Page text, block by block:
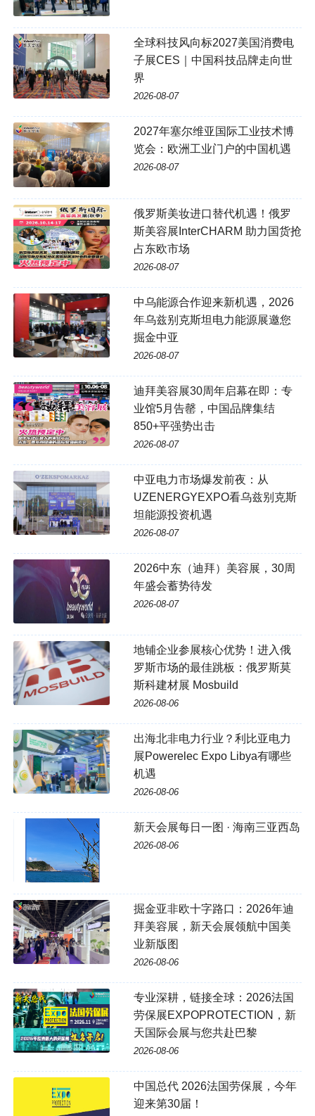
全球科技风向标2027美国消费电
子展CES｜中国科技品牌走向世
界
2026-08-07
2027年塞尔维亚国际工业技术博
览会：欧洲工业门户的中国机遇
2026-08-07
俄罗斯美妆进口替代机遇！俄罗
斯美容展InterCHARM 助力国货抢
占东欧市场
2026-08-07
中乌能源合作迎来新机遇，2026
年乌兹别克斯坦电力能源展邀您
掘金中亚
2026-08-07
迪拜美容展30周年启幕在即：专
业馆5月告罄，中国品牌集结
850+平强势出击
2026-08-07
中亚电力市场爆发前夜：从
UZENERGYEXPO看乌兹别克斯
坦能源投资机遇
2026-08-07
2026中东（迪拜）美容展，30周
年盛会蓄势待发
2026-08-07
地铺企业参展核心优势！进入俄
罗斯市场的最佳跳板：俄罗斯莫
斯科建材展 Mosbuild
2026-08-06
出海北非电力行业？利比亚电力
展Powerelec Expo Libya有哪些
机遇
2026-08-06
新天会展每日一图 · 海南三亚西岛
2026-08-06
掘金亚非欧十字路口：2026年迪
拜美容展，新天会展领航中国美
业新版图
2026-08-06
专业深耕，链接全球：2026法国
劳保展EXPOPROTECTION，新
天国际会展与您共赴巴黎
2026-08-06
中国总代 2026法国劳保展，今年
迎来第30届！